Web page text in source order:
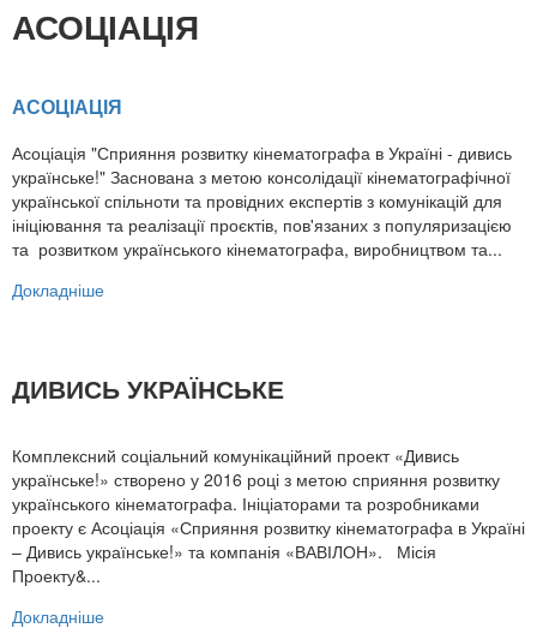
АСОЦІАЦІЯ
АСОЦІАЦІЯ
Асоціація "Сприяння розвитку кінематографа в Україні - дивись
українське!" Заснована з метою консолідації кінематографічної
української спільноти та провідних експертів з комунікацій для
ініціювання та реалізації проєктів, пов'язаних з популяризацією
та розвитком українського кінематографа, виробництвом та...
Докладніше
ДИВИСЬ УКРАЇНСЬКЕ
Комплексний соціальний комунікаційний проект «Дивись
українське!» створено у 2016 році з метою сприяння розвитку
українського кінематографа. Ініціаторами та розробниками
проекту є Асоціація «Сприяння розвитку кінематографа в Україні
– Дивись українське!» та компанія «ВАВІЛОН». Місія
Проекту&...
Докладніше